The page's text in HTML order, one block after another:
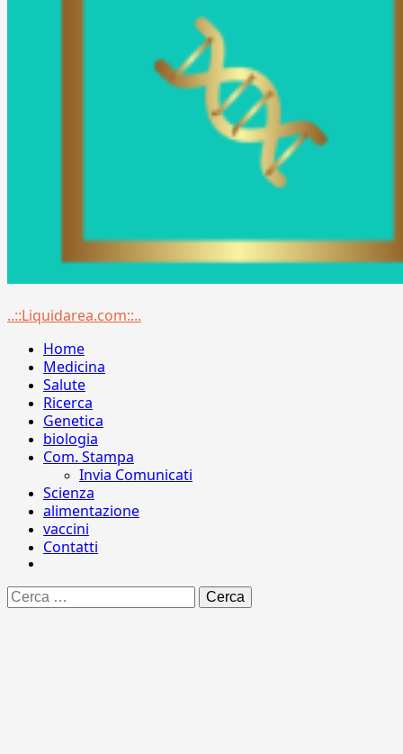
Menu
..::Liquidarea.com::..
Home
Medicina
Salute
Ricerca
Genetica
biologia
Com. Stampa
Invia Comunicati
Scienza
alimentazione
vaccini
Contatti
Ricerca
per: